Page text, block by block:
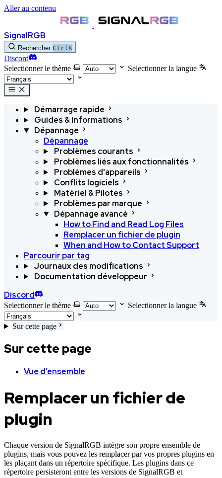
Aller au contenu
SignalRGB
Rechercher CtrlK
Discord
Selectionner le thème
Selectionner la langue
Démarrage rapide
Guides & Informations
Dépannage
Dépannage
Problèmes courants
Problèmes liés aux fonctionnalités
Problèmes d'appareils
Conflits logiciels
Matériel & Pilotes
Problèmes par marque
Dépannage avancé
How to Find and Read Log Files
Remplacer un fichier de plugin
When and How to Contact Support
Parcourir par tag
Journaux des modifications
Documentation développeur
Discord
Selectionner le thème Selectionner la langue
Sur cette page
Sur cette page
Vue d’ensemble
Remplacer un fichier de
plugin
Chaque version de SignalRGB intègre son propre ensemble de
plugins, mais vous pouvez les remplacer par vos propres plugins en
les plaçant dans un répertoire spécifique. Les plugins dans ce
répertoire persisteront entre les versions de SignalRGB et